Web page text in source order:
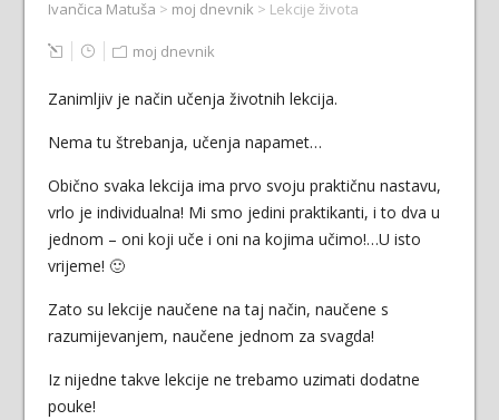
Ivančica Matuša > moj dnevnik > Lekcije života
moj dnevnik
Zanimljiv je način učenja životnih lekcija.
Nema tu štrebanja, učenja napamet…
Obično svaka lekcija ima prvo svoju praktičnu nastavu,
vrlo je individualna! Mi smo jedini praktikanti, i to dva u
jednom – oni koji uče i oni na kojima učimo!…U isto
vrijeme! 🙂
Zato su lekcije naučene na taj način, naučene s
razumijevanjem, naučene jednom za svagda!
Iz nijedne takve lekcije ne trebamo uzimati dodatne
pouke!